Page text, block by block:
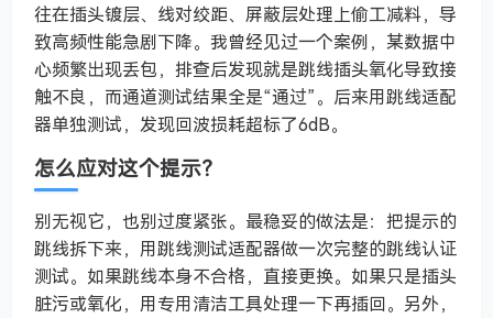
往在插头镀层、线对绞距、屏蔽层处理上偷工减料，导
致高频性能急剧下降。我曾经见过一个案例，某数据中
心频繁出现丢包，排查后发现就是跳线插头氧化导致接
触不良，而通道测试结果全是“通过”。后来用跳线适配
器单独测试，发现回波损耗超标了6dB。
怎么应对这个提示？
别无视它，也别过度紧张。最稳妥的做法是：把提示的
跳线拆下来，用跳线测试适配器做一次完整的跳线认证
测试。如果跳线本身不合格，直接更换。如果只是插头
脏污或氧化，用专用清洁工具处理一下再插回。另外，